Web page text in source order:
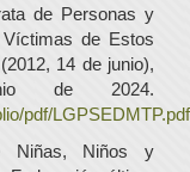
de Personas y
de Estos
14 de junio),
de 2024.
pdf/LGPSEDMTP.pdf
Niñas, Niños y